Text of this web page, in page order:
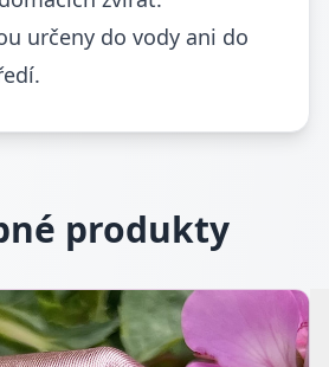
určeny do vody ani do
produkty